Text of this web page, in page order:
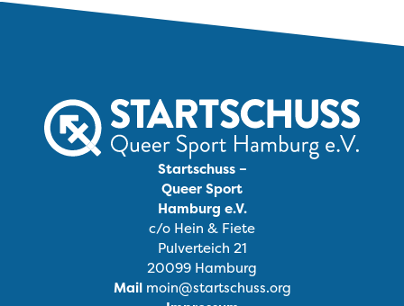
Startschuss –
Queer Sport
Hamburg e.V.
c/o Hein & Fiete
Pulverteich 21
20099 Hamburg
Mailmoin@startschuss.org